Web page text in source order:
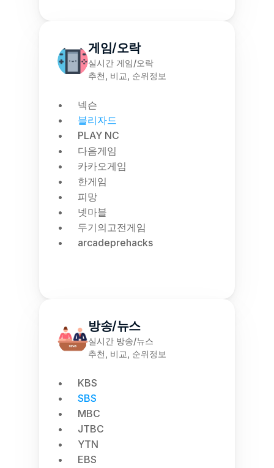
게임/오락
실시간 게임/오락
추천, 비교, 순위정보
넥슨
블리자드
PLAY NC
다음게임
카카오게임
한게임
피망
넷마블
두기의고전게임
arcadeprehacks
방송/뉴스
실시간 방송/뉴스
추천, 비교, 순위정보
KBS
SBS
MBC
JTBC
YTN
EBS